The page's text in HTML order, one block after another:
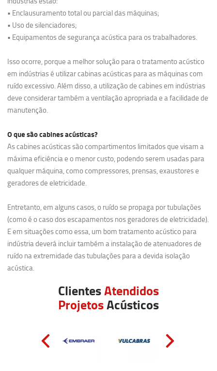
• Enclausuramento total ou parcial das máquinas;
• Uso de silenciadores;
• Equipamentos de segurança acústica para os trabalhadores.
Isso ocorre, porque a melhor solução para o tratamento acústico
em indústrias é utilizar cabinas acústicas para as máquinas com
ruído excessivo. Além disso, a utilização de cabines em indústrias
deve considerar também a ventilação apropriada e a facilidade de
manutenção.
O que são cabines acústicas?
As cabines acústicas são compartimentos limitados que visam a
máxima eficiência e o menor custo, podendo serem usadas para
qualquer máquina, como compressores, prensas, exaustores e
geradores de eletricidade.
Entretanto, em alguns casos, o ruído se propaga por tubulações
(como é o caso dos escapamentos nos geradores de eletricidade).
E em situações como essa, um bom tratamento acústico para
indústria deverá incluir também a instalação de atenuadores de
ruído na extremidade das tubulações para a devida isolação
acústica.
ClientesAtendidos
ProjetosAcústicos